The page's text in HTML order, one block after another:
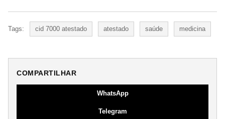
Tags: cid 7000 atestado atestado saúde medicina
COMPARTILHAR
WhatsApp
Telegram